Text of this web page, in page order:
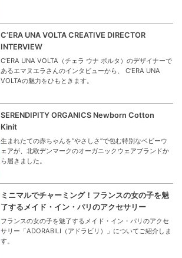
C’ERA UNA VOLTA CREATIVE DIRECTOR
INTERVIEW
C’ERA UNA VOLTA（チェラ ウナ ボルタ）のデザイナーで
あるエマヌエラさんのインタビューから、 C’ERA UNA
VOLTAの魅力をひもときます。
SERENDIPITY ORGANICS Newborn Cotton
Kinit
生まれたての赤ちゃんを“やさしさ”で包む特別なベビーウ
ェアが、北欧デンマークのオーガニックウェアブランドか
ら届きました。
ミニマルでチャーミング！フランスの女の子を魅
了するメイド・イン・パリのアクセサリー
フランスの女の子を魅了するメイド・イン・パリのアクセ
サリー「ADORABILI（アドラビリ）」についてご紹介しま
す。